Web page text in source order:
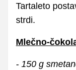
Tartaleto
strdi.
Mlečno-
- 150 g